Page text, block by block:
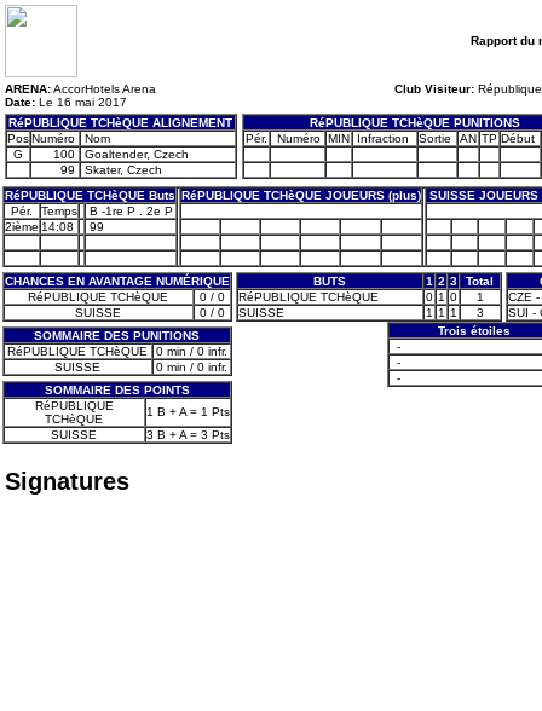
Rapport du
ARENA:AccorHotels Arena
Date: Le 16 mai 2017
Club Visiteur:
RéPUBLIQUE TCHèQUE ALIGNEMENT
PosNuméro
Nom
G
100
Goaltender, Czech
99
Skater, Czech
RéPUBLIQUE TCHèQUE PUNITIONS
Pér.
Numéro MIN Infraction Sortie AN TP Début
RéPUBLIQUE TCHèQUE Buts RéPUBLIQUE TCHèQUE JOUEURS (plus)
SUISSE
Pér.
Temps
B -1re P . 2e P
2ième 14:08 99
CHANCES EN AVANTAGE NUMÉRIQUE
RéPUBLIQUE TCHèQUE
0 / 0
SUISSE
0 / 0
SOMMAIRE DES PUNITIONS
RéPUBLIQUE TCHèQUE
0 min / 0 infr.
SUISSE
0 min / 0 infr.
SOMMAIRE DES POINTS
RéPUBLIQUE
TCHèQUE
1 B + A = 1 Pts
SUISSE
3 B + A = 3 Pts
BUTS 1 2 3
Total
RéPUBLIQUE TCHèQUE
0 1 0
1
SUISSE
1 1 1 3
CZE
SUI -
Trois étoiles
-
-
-
Signatures